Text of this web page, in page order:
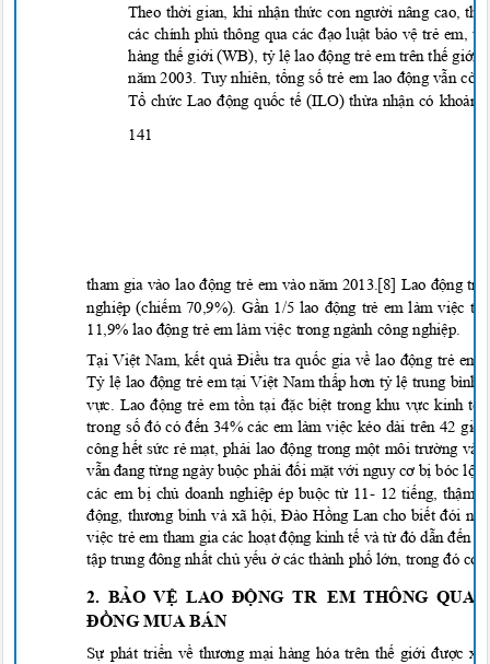
Theo thời gian, khi nhận thức con người nâng cao, thu
các chính phủ thông qua các đạo luật bảo vệ trẻem, t
hàng thế giới (WB), tỷlệ lao động trẻem trên thế giới
năm 2003. Tuy nhiên, tổng sốtrẻ em lao động vẫn
Tổ chức Lao động quốc tế (ILO) thừa nhận có khoả
141
tham gia vào lao động trẻ em vào năm 2013.[8] Lao động tr
nghiệp (chiếm 70,9%). Gần 1/5 lao động trẻem làm việc
11,9% lao động trẻem làm việc trong ngành công nghiệp.
Tại Việt Nam, kết quả Điều tra quốc gia về lao động trẻ em
Tỷ lệ lao động trẻem tại Việt Nam thấp hơn tỷlệ trung bình c
vực. Lao động trẻem tồn tại đặc biệt trong khu vực kinh tế
trong số đó có đến 34% các em làm việc kéo dài trên 42 giờ
công hết sức rẻmạt, phải lao động trong một môi trường và
vẫn đang từng ngày buộc phải đối mặt với nguy cơ bịbóc lộ
các em bị chủ doanh nghiệp ép buộc từ 11- 12 tiếng, thậm
động, thương binh và xã hội, Đào Hồng Lan cho biết đói
việc trẻem tham gia các hoạt động kinh tế và từ đó dẫn đến
tập trung đông nhất chủyếu ởcác thành phốlớn, trong đó có
2. BẢO VỆ LAO ĐỘNG TR EM THÔNG QUA
ĐỒNG MUA BÁN
Sự phát triển về thương mại hàng hóa trên thế giới được